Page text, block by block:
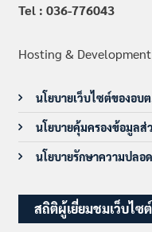
Tel : 036-776043
Hosting &
นโยบายเว็บไซต์ของอบ
นโยบายคุ้มครองข้อมูลส่
นโยบายรักษาความปลอ
สถิติผู้เยี่ยมชมเว็บไซต์